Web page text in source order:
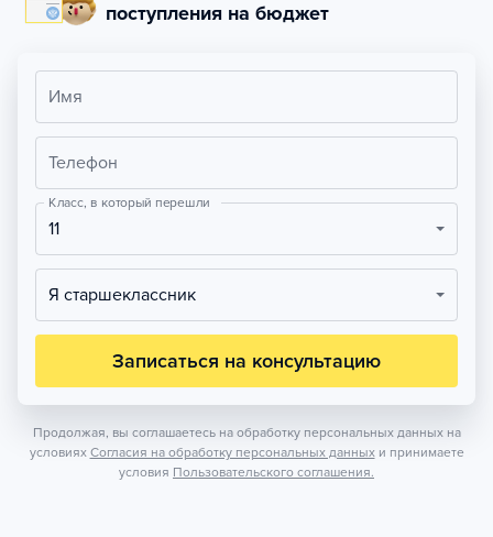
поступления на бюджет
Имя
Телефон
Класс, в который перешли
11
Я старшеклассник
Записаться на консультацию
Продолжая, вы соглашаетесь на обработку персональных данных на
условиях Согласия на обработку персональных данных и принимаете
условия Пользовательского соглашения.